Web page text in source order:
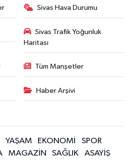
Sivas Hava Durumu
Sivas Trafik Yoğunluk
Haritası
Tüm Manşetler
Haber Arşivi
YAŞAM EKONOMİ
SPOR
MAGAZİN SAĞLIK
ASAYİŞ